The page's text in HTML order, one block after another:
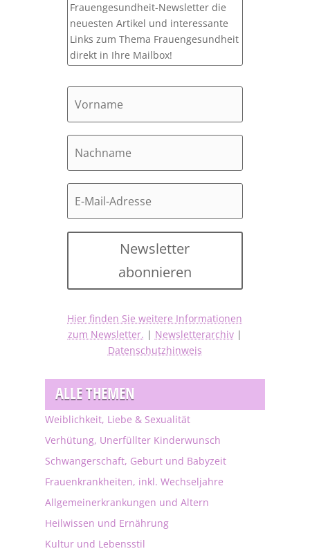
Frauengesundheit-Newsletter die
neuesten Artikel und interessante
Links zum Thema Frauengesundheit
direkt in Ihre Mailbox!
Newsletter
abonnieren
Hier finden Sie weitere Informationen
zum Newsletter. | Newsletterarchiv|
Datenschutzhinweis
ALLE THEMEN
Weiblichkeit, Liebe & Sexualität
Verhütung, Unerfüllter Kinderwunsch
Schwangerschaft, Geburt und Babyzeit
Frauenkrankheiten, inkl. Wechseljahre
Allgemeinerkrankungen und Altern
Heilwissen und Ernährung
Kultur und Lebensstil